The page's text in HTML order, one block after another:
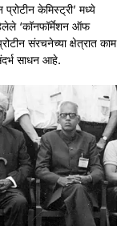
केमिस्ट्री’ मध्ये
‘कॉनफॉर्मेशन ऑफ
संरचनेच्या क्षेत्रात काम
साधन आहे.